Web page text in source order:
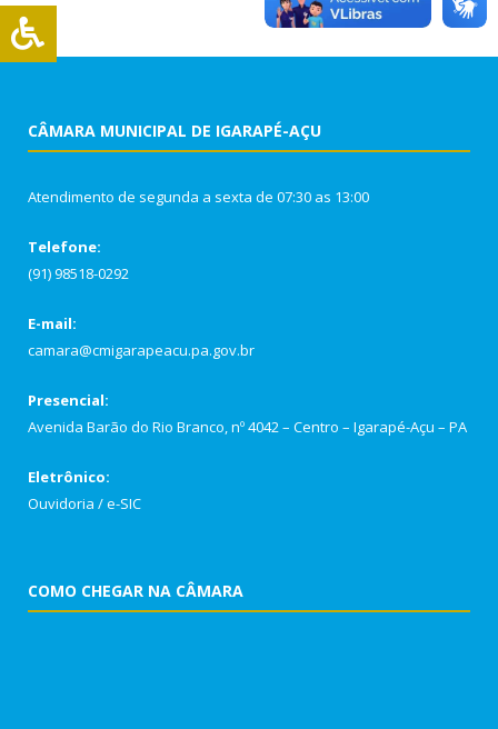
CÂMARA MUNICIPAL DE IGARAPÉ-AÇU
Atendimento de segunda a sexta de 07:30 as 13:00
Telefone:
(91) 98518-0292
E-mail:
camara@cmigarapeacu.pa.gov.br
Presencial:
Avenida Barão do Rio Branco, nº 4042 – Centro – Igarapé-Açu – PA
Eletrônico:
Ouvidoria /e-SIC
COMO CHEGAR NA CÂMARA